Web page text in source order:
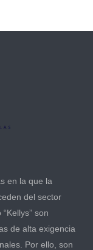
en la que la
del sector
son
de alta exigencia
Por ello, son